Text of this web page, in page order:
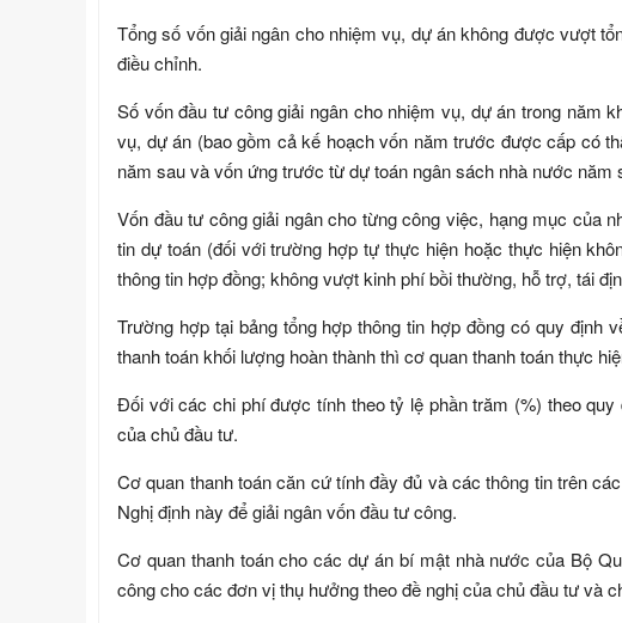
Tổng số vốn giải ngân cho nhiệm vụ, dự án không được vượt
điều chỉnh.
Số vốn đầu tư công giải ngân cho nhiệm vụ, dự án trong năm
vụ, dự án (bao gồm cả kế hoạch vốn năm trước được cấp có
năm sau và vốn ứng trước từ dự toán ngân sách nhà nước năm
Vốn đầu tư công giải ngân cho từng công việc, hạng mục của
tin dự toán (đối với trường hợp tự thực hiện hoặc thực hiện
thông tin hợp đồng; không vượt kinh phí bồi thường, hỗ trợ, tái
Trường hợp tại bảng tổng hợp thông tin hợp đồng có quy định
thanh toán khối lượng hoàn thành thì cơ quan thanh toán thực
Đối với các chi phí được tính theo tỷ lệ phần trăm (%) theo
của chủ đầu tư.
Cơ quan thanh toán căn cứ tính đầy đủ và các thông tin trên
Nghị định này để giải ngân vốn đầu tư công.
Cơ quan thanh toán cho các dự án bí mật nhà nước của Bộ
công cho các đơn vị thụ hưởng theo đề nghị của chủ đầu tư và